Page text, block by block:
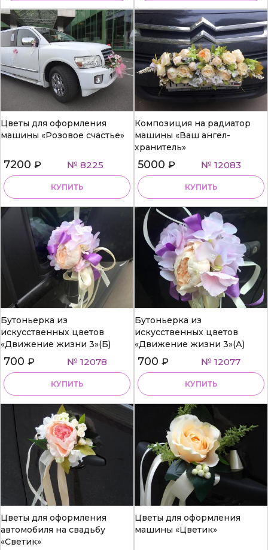
Цветы для оформления
машины «Розовое счастье»
7200 ₽ № 8225
КУПИТЬ
Композиция на радиатор
машины «Ваш ангел-
хранитель»
5000 ₽ № 12083
КУПИТЬ
Бутоньерка из
искусственных цветов
«Движение жизни 3»(Б)
700 ₽ № 12078
КУПИТЬ
Бутоньерка из
искусственных цветов
«Движение жизни 3»(А)
700 ₽ № 12077
КУПИТЬ
Цветы для оформления
автомобиля на свадьбу
«Светик»
Цветы для оформления
машины «Цветик»